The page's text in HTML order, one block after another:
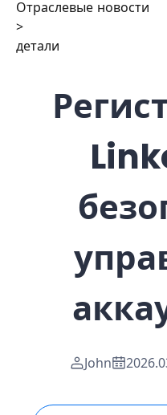
Отраслевые новости
>
детали
John